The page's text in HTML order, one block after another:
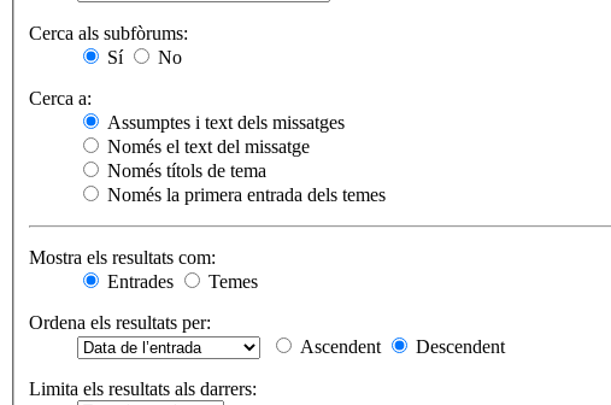
Cerca als subfòrums:
Sí
No
Cerca a:
Assumptes i text dels missatges
Només el text del missatge
Només títols de tema
Només la primera entrada dels temes
Mostra els resultats com:
Entrades
Temes
Ordena els resultats per:
Ascendent
Descendent
Limita els resultats als darrers: